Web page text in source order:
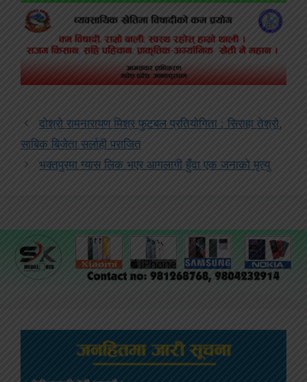
दोश्रो रामनारायण मिश्र फुटबल प्रतियोगिता : सिराहा तेश्रो,
साबिक बिजेता सर्लाही पराजित
भक्तपुरमा ग्यास लिक भएर आगलागी हुँदा एक जनाको मृत्यु